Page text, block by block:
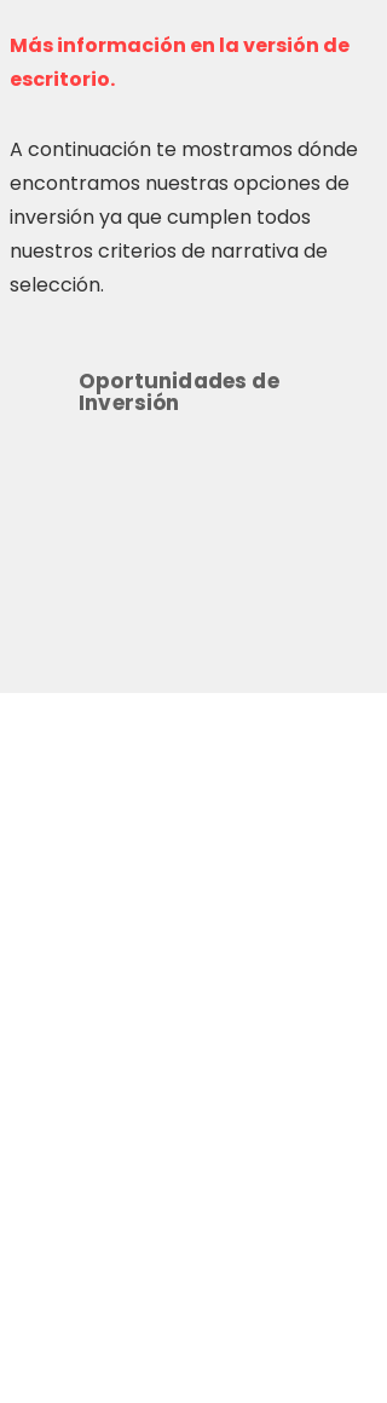
Más información en la versión de
escritorio.
A continuación te mostramos dónde
encontramos nuestras opciones de
inversión ya que cumplen todos
nuestros criterios de narrativa de
selección.
Oportunidades de
Inversión